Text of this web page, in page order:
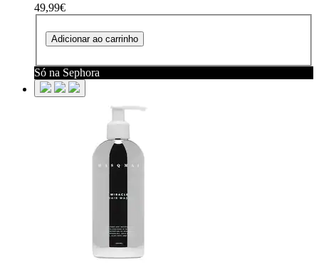
49,99€
Adicionar ao carrinho
Só na Sephora